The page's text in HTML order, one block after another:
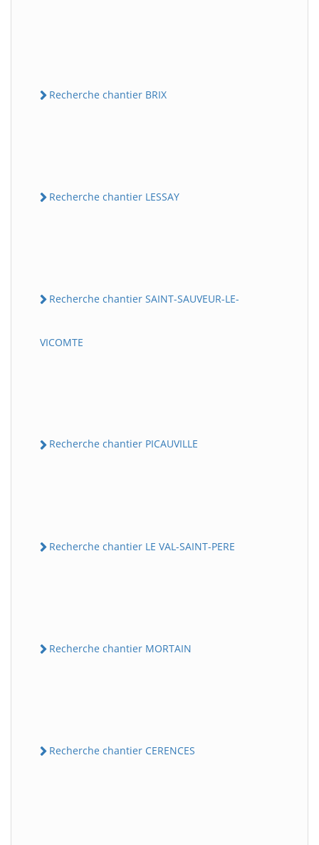
Recherche chantier BRIX
Recherche chantier LESSAY
Recherche chantier SAINT-SAUVEUR-LE-
VICOMTE
Recherche chantier PICAUVILLE
Recherche chantier LE VAL-SAINT-PERE
Recherche chantier MORTAIN
Recherche chantier CERENCES